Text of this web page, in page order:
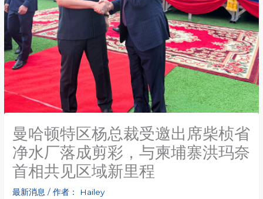
曼哈顿特区杨总裁受邀出席柴桢省
净水厂落成剪彩，与柬埔寨洪玛奈
首相共见区域新里程
最新消息 / 作者： Hailey